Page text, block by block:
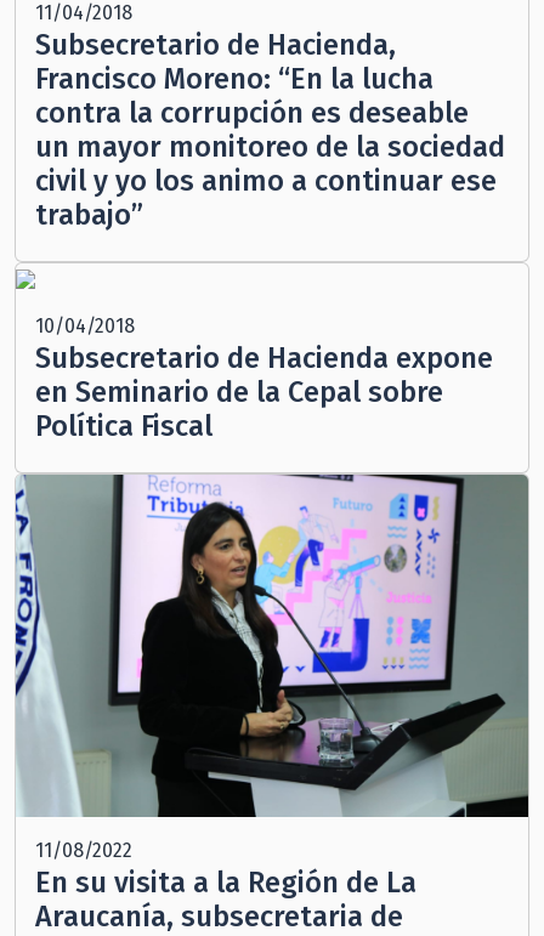
11/04/2018
Subsecretario de Hacienda,
Francisco Moreno: “En la lucha
contra la corrupción es deseable
un mayor monitoreo de la sociedad
civil y yo los animo a continuar ese
trabajo”
10/04/2018
Subsecretario de Hacienda expone
en Seminario de la Cepal sobre
Política Fiscal
11/08/2022
En su visita a la Región de La
Araucanía, subsecretaria de